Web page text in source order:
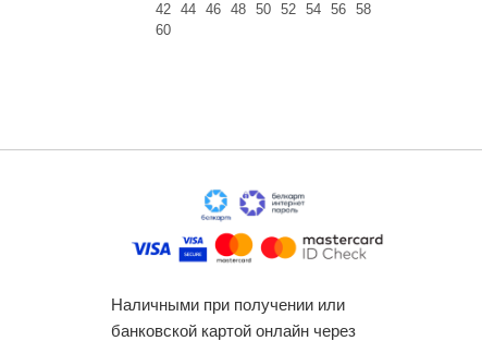
42
44 46 48 50 52 54 56
58
60
Наличными при получении или
банковской картой онлайн через